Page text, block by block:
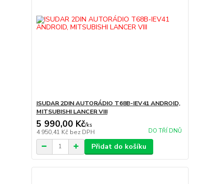
ISUDAR 2DIN AUTORÁDIO T68B-IEV41 ANDROID,
MITSUBISHI LANCER VIII
5 990,00 Kč/ks
4 950,41 Kč bez DPH DO TŘÍ DNŮ
Přidat do košíku